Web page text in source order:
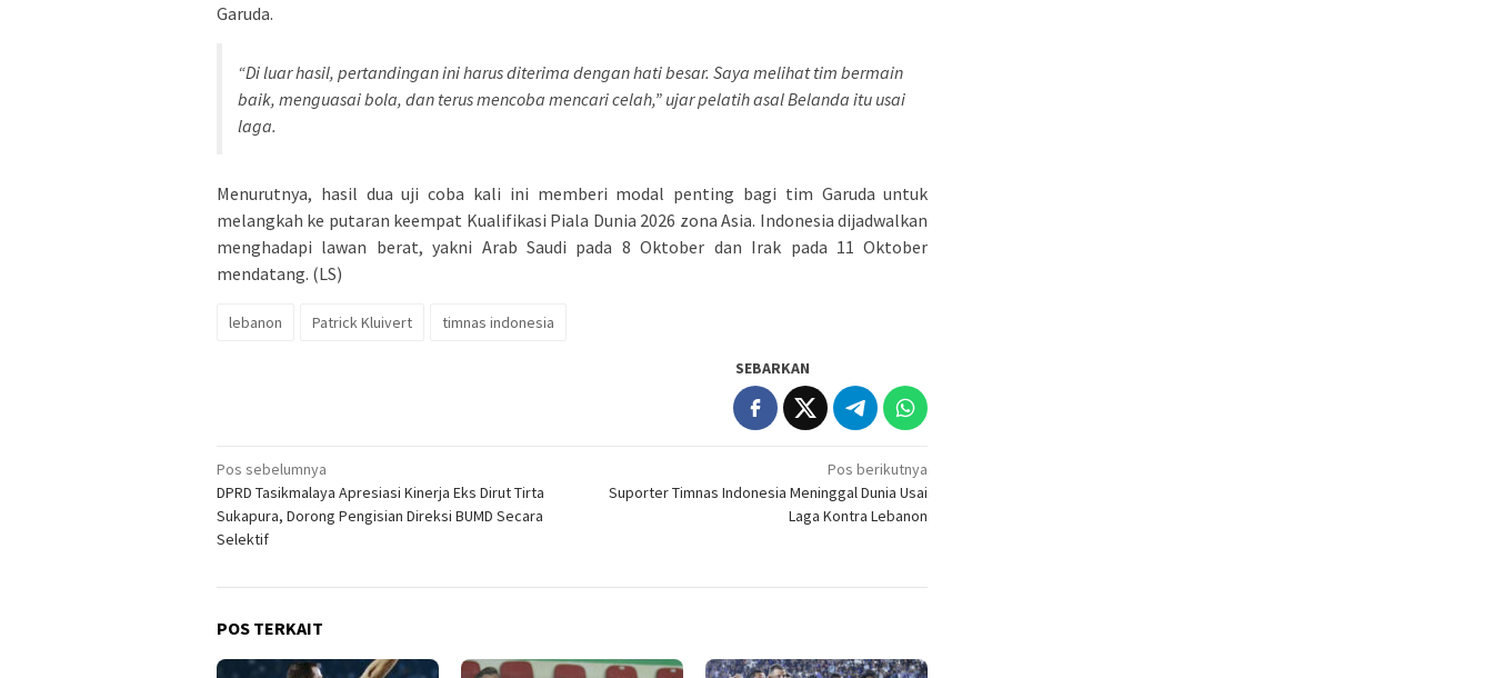
Garuda.
“Di luar hasil, pertandingan ini harus diterima dengan hati besar. Saya melihat tim bermain
baik, menguasai bola, dan terus mencoba mencari celah,” ujar pelatih asal Belanda itu usai
laga.
Menurutnya, hasil dua uji coba kali ini memberi modal penting bagi tim Garuda untuk
melangkah ke putaran keempat Kualifikasi Piala Dunia 2026 zona Asia. Indonesia dijadwalkan
menghadapi lawan berat, yakni Arab Saudi pada 8 Oktober dan Irak pada 11 Oktober
mendatang. (LS)
lebanon Patrick Kluivert timnas indonesia
SEBARKAN
Navigasi
pos
Pos sebelumnya
DPRD Tasikmalaya Apresiasi Kinerja Eks Dirut Tirta
Sukapura, Dorong Pengisian Direksi BUMD Secara
Selektif
Pos berikutnya
Suporter Timnas Indonesia Meninggal Dunia Usai
Laga Kontra Lebanon
POS TERKAIT